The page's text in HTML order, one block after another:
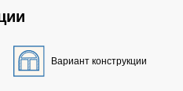
Вариант конструкции